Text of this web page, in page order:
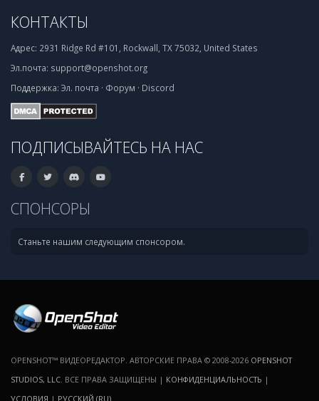
КОНТАКТЫ
Адрес: 2931 Ridge Rd #101, Rockwall, TX 75032, United States
Эл.почта: support@openshot.org
Поддержка: Эл. почта · Форум · Discord
ПОДПИСЫВАЙТЕСЬ НА НАС
СПОНСОРЫ
Станьте нашим следующим спонсором.
OPENSHOT™ ВИДЕОРЕДАКТОР. АВТОРСКИЕ ПРАВА © 2008-2026 OPENSHOT
STUDIOS, LLC . ВСЕ ПРАВА ЗАЩИЩЕНЫ | КОНФИДЕНЦИАЛЬНОСТЬ |
УСЛОВИЯ | РУССКИЙ (RU)